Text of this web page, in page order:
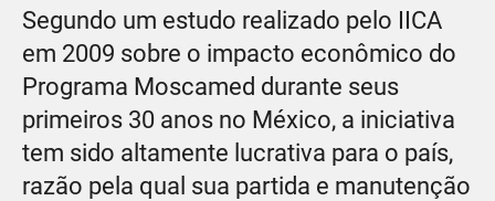
Segundo um estudo realizado pelo IICA
em 2009 sobre o impacto econômico do
Programa Moscamed durante seus
primeiros 30 anos no México, a iniciativa
tem sido altamente lucrativa para o país,
razão pela qual sua partida e manutenção